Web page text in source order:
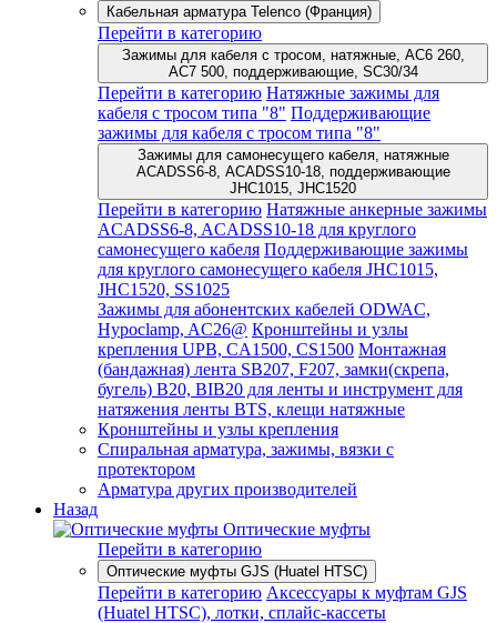
Кабельная арматура Telenco (Франция)
Перейти в категорию
Зажимы для кабеля с тросом, натяжные, AC6 260,
AC7 500, поддерживающие, SC30/34
Перейти в категорию Натяжные зажимы для
кабеля с тросом типа "8" Поддерживающие
зажимы для кабеля с тросом типа "8"
Зажимы для самонесущего кабеля, натяжные
ACADSS6-8, ACADSS10-18, поддерживающие
JHC1015, JHC1520
Перейти в категорию Натяжные анкерные зажимы
ACADSS6-8, ACADSS10-18 для круглого
самонесущего кабеля Поддерживающие зажимы
для круглого самонесущего кабеля JHC1015,
JHC1520, SS1025
Зажимы для абонентских кабелей ODWAC,
Hypoclamp, AC26@ Кронштейны и узлы
крепления UPB, CA1500, CS1500 Монтажная
(бандажная) лента SB207, F207, замки(скрепа,
бугель) B20, BIB20 для ленты и инструмент для
натяжения ленты BTS, клещи натяжные
Кронштейны и узлы крепления
Спиральная арматура, зажимы, вязки с
протектором
Арматура других производителей
Назад
Оптические муфты
Перейти в категорию
Оптические муфты GJS (Huatel HTSC)
Перейти в категорию Аксессуары к муфтам GJS
(Huatel HTSC), лотки, сплайс-кассеты